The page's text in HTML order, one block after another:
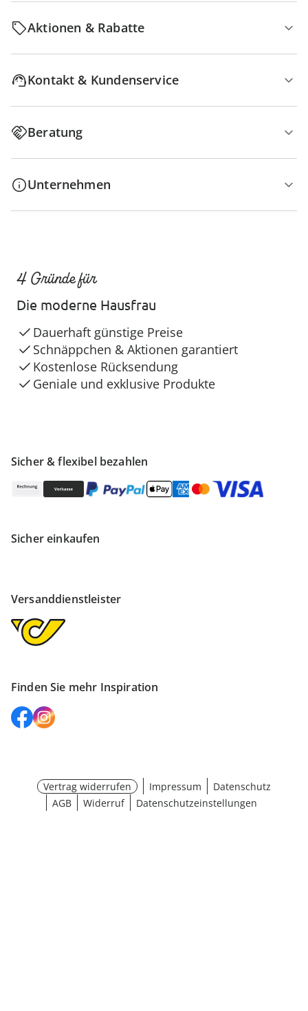
Aktionen & Rabatte
Kontakt & Kundenservice
Beratung
Unternehmen
Sicher & flexibel bezahlen
Sicher einkaufen
Versanddienstleister
Finden Sie mehr Inspiration
4 Gründe für
Die moderne Hausfrau
Dauerhaft günstige Preise
Schnäppchen & Aktionen garantiert
Kostenlose Rücksendung
Geniale und exklusive Produkte
Vertrag widerrufen Impressum
Datenschutz
AGB
Widerruf Datenschutzeinstellungen